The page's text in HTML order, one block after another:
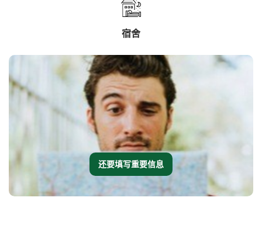
宿舍
还要填写重要信息